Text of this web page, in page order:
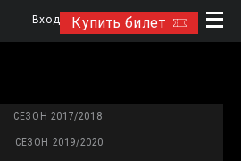
Купить билет
Вход
СЕЗОН 2017/2018
СЕЗОН 2019/2020